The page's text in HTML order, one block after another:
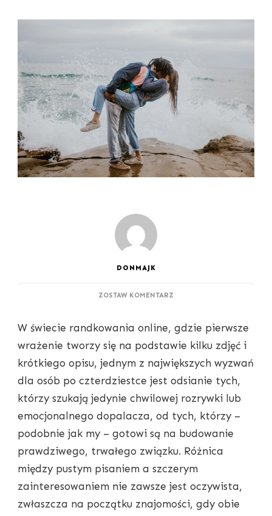
DONMAJK
ZOSTAW KOMENTARZ
ŻE
KTOŚ
CHCE
ZWIĄZKU,
A
NIE
TYLKO
PISANIA:
PRAKTYCZNE
DLA
40+
W świecie randkowania online, gdzie pierwsze
wrażenie tworzy się na podstawie kilku zdjęć i
krótkiego opisu, jednym z największych wyzwań
dla osób po czterdziestce jest odsianie tych,
którzy szukają jedynie chwilowej rozrywki lub
emocjonalnego dopalacza, od tych, którzy –
podobnie jak my – gotowi są na budowanie
prawdziwego, trwałego związku. Różnica
między pustym pisaniem a szczerym
zainteresowaniem nie zawsze jest oczywista,
zwłaszcza na początku znajomości, gdy obie